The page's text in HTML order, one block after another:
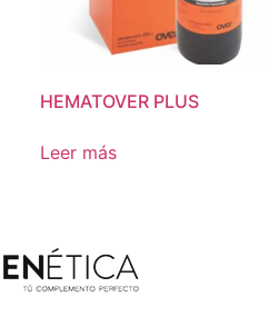
HEMATOVER PLUS
Leer más